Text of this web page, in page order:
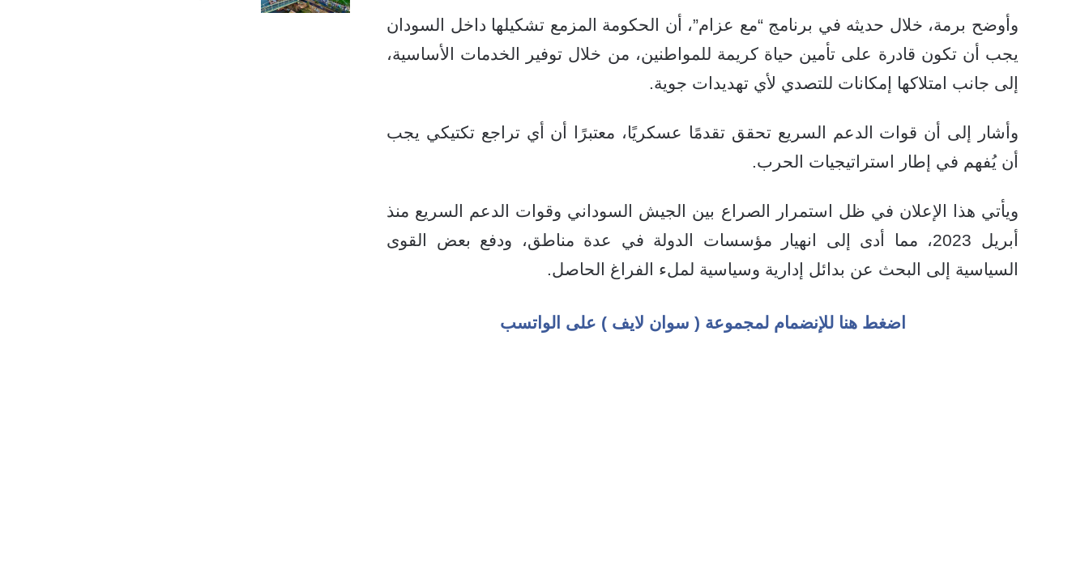
وأوضح برمة، خلال حديثه في برنامج “مع عزام”، أن الحكومة المزمع تشكيلها داخل السودان
يجب أن تكون قادرة على تأمين حياة كريمة للمواطنين، من خلال توفير الخدمات الأساسية،
إلى جانب امتلاكها إمكانات للتصدي لأي تهديدات جوية.
وأشار إلى أن قوات الدعم السريع تحقق تقدمًا عسكريًا، معتبرًا أن أي تراجع تكتيكي يجب
أن يُفهم في إطار استراتيجيات الحرب.
ويأتي هذا الإعلان في ظل استمرار الصراع بين الجيش السوداني وقوات الدعم السريع منذ
أبريل 2023، مما أدى إلى انهيار مؤسسات الدولة في عدة مناطق، ودفع بعض القوى
السياسية إلى البحث عن بدائل إدارية وسياسية لملء الفراغ الحاصل.
اضغط هنا للإنضمام لمجموعة ( سوان لايف ) على الواتسب